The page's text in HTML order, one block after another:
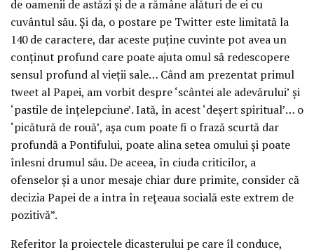
de oamenii de astăzi şi de a rămâne alături de ei cu
cuvântul său. Şi da, o postare pe Twitter este limitată la
140 de caractere, dar aceste puţine cuvinte pot avea un
conţinut profund care poate ajuta omul să redescopere
sensul profund al vieţii sale… Când am prezentat primul
tweet al Papei, am vorbit despre ‘scântei ale adevărului’ şi
‘pastile de înţelepciune’. Iată, în acest ‘deşert spiritual’… o
‘picătură de rouă’, aşa cum poate fi o frază scurtă dar
profundă a Pontifului, poate alina setea omului şi poate
înlesni drumul său. De aceea, în ciuda criticilor, a
ofenselor şi a unor mesaje chiar dure primite, consider că
decizia Papei de a intra în reţeaua socială este extrem de
pozitivă”.
Referitor la proiectele dicasterului pe care îl conduce,